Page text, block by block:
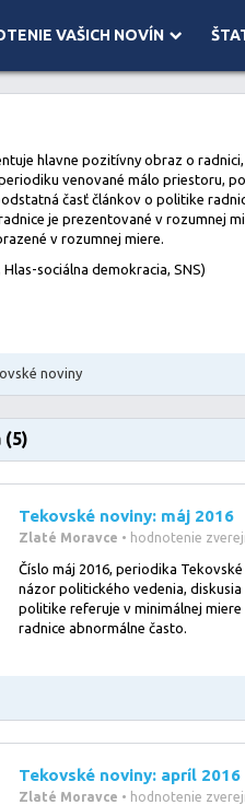
VAŠICH NOVÍN
Imagery ©Mapbox
hlavne pozitívny obraz o
venované málo priestoru,
časť článkov o politike
je prezentované v rozumnej
v rozumnej miere.
Hlas-sociálna demokracia, SNS)
noviny
(5)
Tekovské noviny: máj 2016
Zlaté Moravce • hodnotenie
Číslo máj 2016, periodika
názor politického vedenia, diskusia
politike referuje v minimálnej
radnice abnormálne často.
Tekovské noviny: apríl 2016
Zlaté Moravce • hodnotenie